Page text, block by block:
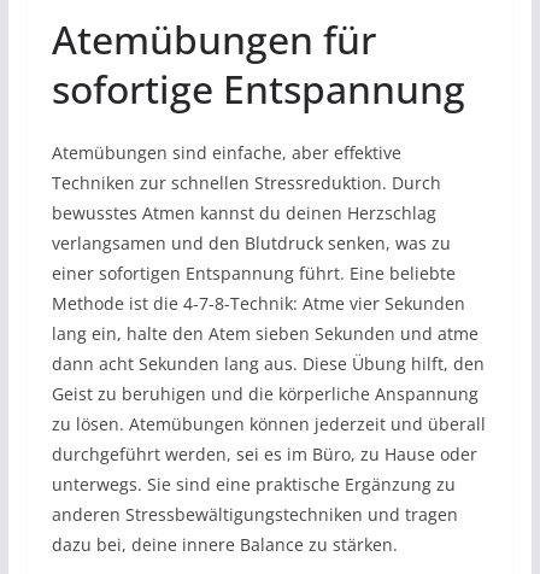
Atemübungen für
sofortige Entspannung
Atemübungen sind einfache, aber effektive
Techniken zur schnellen Stressreduktion. Durch
bewusstes Atmen kannst du deinen Herzschlag
verlangsamen und den Blutdruck senken, was zu
einer sofortigen Entspannung führt. Eine beliebte
Methode ist die 4-7-8-Technik: Atme vier Sekunden
lang ein, halte den Atem sieben Sekunden und atme
dann acht Sekunden lang aus. Diese Übung hilft, den
Geist zu beruhigen und die körperliche Anspannung
zu lösen. Atemübungen können jederzeit und überall
durchgeführt werden, sei es im Büro, zu Hause oder
unterwegs. Sie sind eine praktische Ergänzung zu
anderen Stressbewältigungstechniken und tragen
dazu bei, deine innere Balance zu stärken.